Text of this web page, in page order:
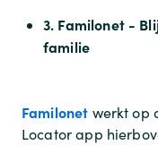
3. Familonet -
familie
Familonet werkt op
Locator app